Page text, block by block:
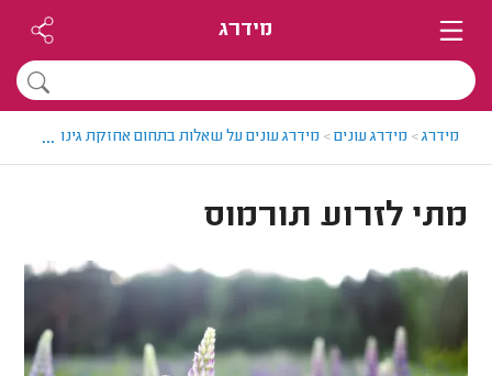
מידרג
מידרג> מידרג עונים> מידרג עונים על שאלות בתחום אחזקת גינות >...
מתי לזרוע תורמוס